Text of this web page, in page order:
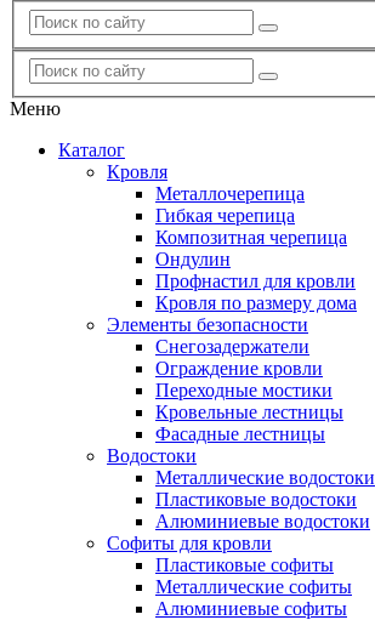
Меню
Каталог
Кровля
Металлочерепица
Гибкая черепица
Композитная черепица
Ондулин
Профнастил для кровли
Кровля по размеру дома
Элементы безопасности
Снегозадержатели
Ограждение кровли
Переходные мостики
Кровельные лестницы
Фасадные лестницы
Водостоки
Металлические водостоки
Пластиковые водостоки
Алюминиевые водостоки
Софиты для кровли
Пластиковые софиты
Металлические софиты
Алюминиевые софиты